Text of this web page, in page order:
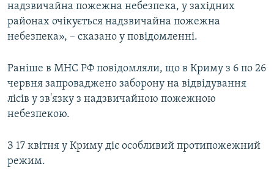
надзвичайна пожежна небезпека, у західних
районах очікується надзвичайна пожежна
небезпека», – сказано у повідомленні.
Раніше в МНС РФ повідомляли, що в Криму з 6 по 26
червня запроваджено заборону на відвідування
лісів у зв'язку з надзвичайною пожежною
небезпекою.
З 17 квітня у Криму діє особливий протипожежний
режим.